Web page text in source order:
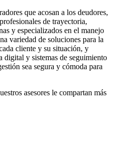
que acosan a los deudores,
de trayectoria,
y especializados en el manejo
variedad de soluciones para la
cliente y su situación, y
digital y sistemas de seguimiento
sea segura y cómoda para
asesores le compartan más